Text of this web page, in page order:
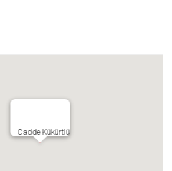
Cadde Kükürtlü